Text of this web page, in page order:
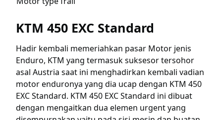
KTM 450 EXC Standard
Hadir kembali memeriahkan pasar Motor jenis
Enduro, KTM yang termasuk suksesor tersohor
asal Austria saat ini menghadirkan kembali vadian
motor enduronya yang dia ucap dengan KTM 450
EXC Standard. KTM 450 EXC Standard ini dibuat
dengan mengaitkan dua elemen urgent yang